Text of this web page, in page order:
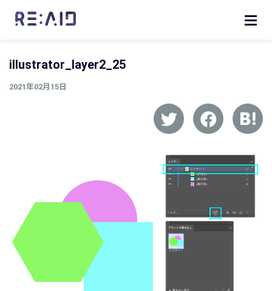
illustrator_layer2_25
2021年02月15日